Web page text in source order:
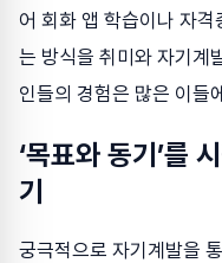
어 회화 앱 학습이나 자
는 방식을 취미와 자기계
인들의 경험은 많은 이들
‘목표와 동기’를
기
궁극적으로 자기계발을